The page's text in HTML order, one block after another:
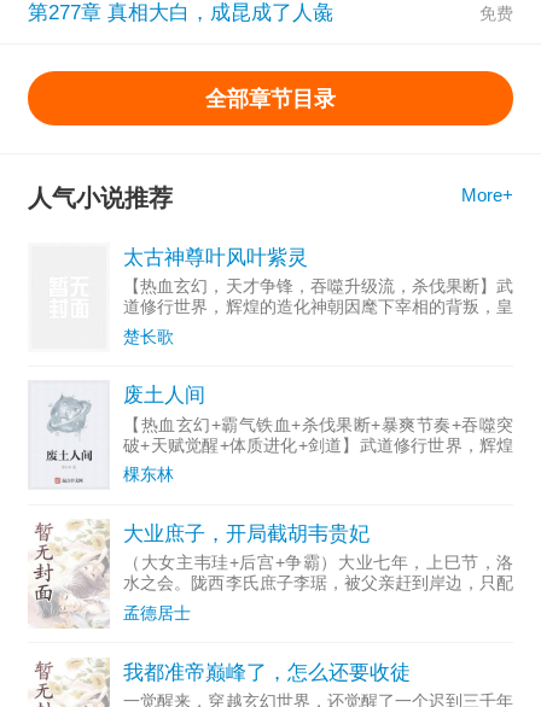
第277章 真相大白，成昆成了人彘
全部章节目录
人气小说推荐 More+
太古神尊叶风叶紫灵
【热血玄幻，天才争锋，吞噬升级流，杀伐果断】武
道修行世界，辉煌的造化神朝因麾下宰相的背叛，皇
权覆灭，神帝被囚禁，废物太子被杀，三千年后，太
子叶风重生了，这一世修炼无上神诀，铸造强大混沌
楚长歌
废土人间
【热血玄幻+霸气铁血+杀伐果断+暴爽节奏+吞噬突
破+天赋觉醒+体质进化+剑道】武道修行世界，辉煌
的造化神朝因麾下宰相的背叛，皇权覆灭，神帝被囚
禁，废物太子被杀，三千年后，太子叶风重生归来，
棵东林
大业庶子，开局截胡韦贵妃
（大女主韦珪+后宫+争霸）大业七年，上巳节，洛
水之会。陇西李氏庶子李琚，被父亲赶到岸边，只配
娶个二流世家的嫡女。他笑了。他是穿越者，知道明
年征辽会败，后年杨玄感会反，再往后——天下大
孟德居士
我都准帝巅峰了，怎么还要收徒
一觉醒来，穿越玄幻世界，还觉醒了一个迟到三千年